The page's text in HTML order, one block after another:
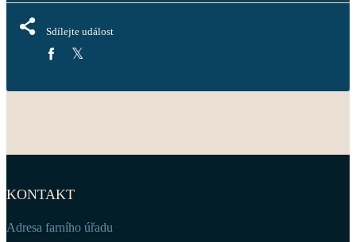
Sdílejte událost
KONTAKT
Adresa farního úřadu